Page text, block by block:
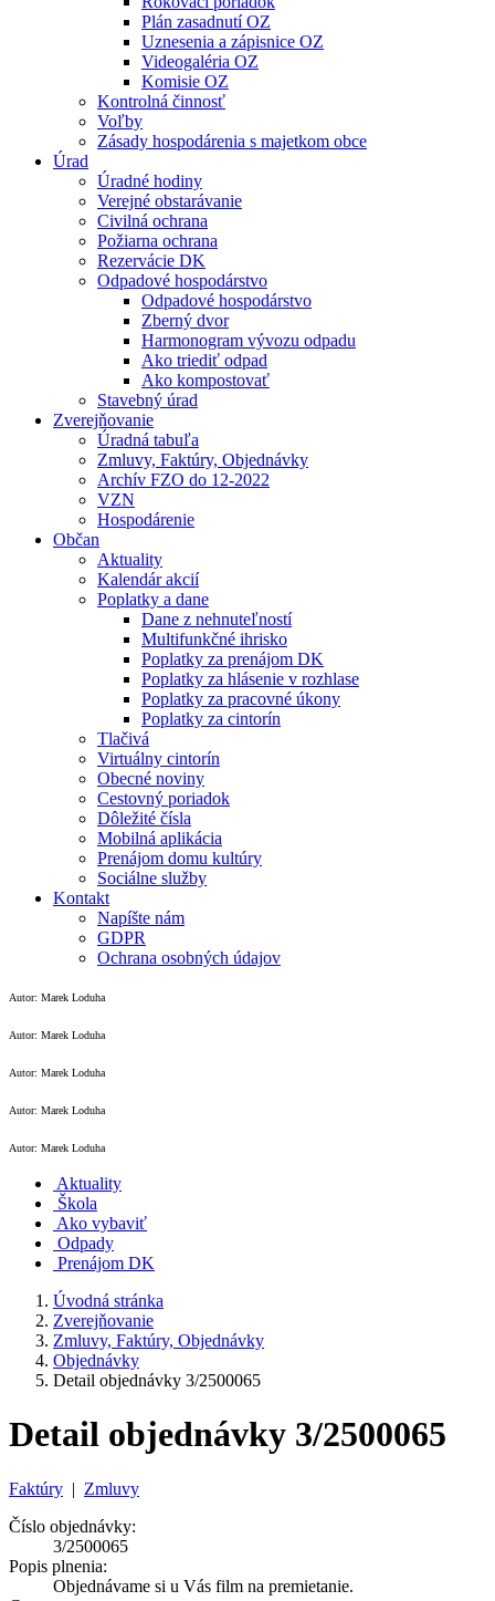
Plán zasadnutí OZ
Uznesenia a zápisnice OZ
Videogaléria OZ
Komisie OZ
Kontrolná činnosť
Voľby
Zásady hospodárenia s majetkom obce
Úrad
Úradné hodiny
Verejné obstarávanie
Civilná ochrana
Požiarna ochrana
Rezervácie DK
Odpadové hospodárstvo
Odpadové hospodárstvo
Zberný dvor
Harmonogram vývozu odpadu
Ako triediť odpad
Ako kompostovať
Stavebný úrad
Zverejňovanie
Úradná tabuľa
Zmluvy, Faktúry, Objednávky
Archív FZO do 12-2022
VZN
Hospodárenie
Občan
Aktuality
Kalendár akcií
Poplatky a dane
Dane z nehnuteľností
Multifunkčné ihrisko
Poplatky za prenájom DK
Poplatky za hlásenie v rozhlase
Poplatky za pracovné úkony
Poplatky za cintorín
Tlačivá
Virtuálny cintorín
Obecné noviny
Cestovný poriadok
Dôležité čísla
Mobilná aplikácia
Prenájom domu kultúry
Sociálne služby
Kontakt
Napíšte nám
GDPR
Ochrana osobných údajov
Autor: Marek Loduha
Autor: Marek Loduha
Autor: Marek Loduha
Autor: Marek Loduha
Autor: Marek Loduha
Aktuality
Škola
Ako vybaviť
Odpady
Prenájom DK
Úvodná stránka
Zverejňovanie
Zmluvy, Faktúry, Objednávky
Objednávky
Detail objednávky 3/2500065
Detail objednávky 3/2500065
Faktúry | Zmluvy
Číslo objednávky:
3/2500065
Popis plnenia:
Objednávame si u Vás film na premietanie.